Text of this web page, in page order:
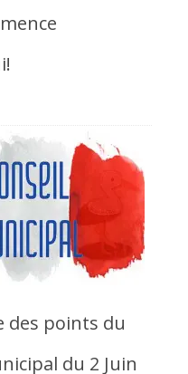
des points du
du 2 Juin